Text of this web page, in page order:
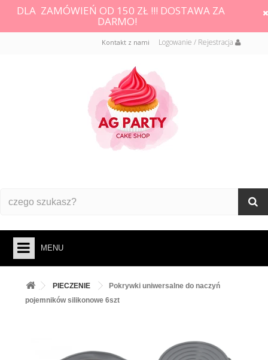
DLA ZAMÓWIEŃ OD 150 ZŁ !!! DOSTAWA ZA
DARMO!
Logowanie / Rejestracja
Kontakt z nami
MENU
PIECZENIE
PIECZENIE
Pokrywki uniwersalne do naczyń
pojemników silikonowe 6szt